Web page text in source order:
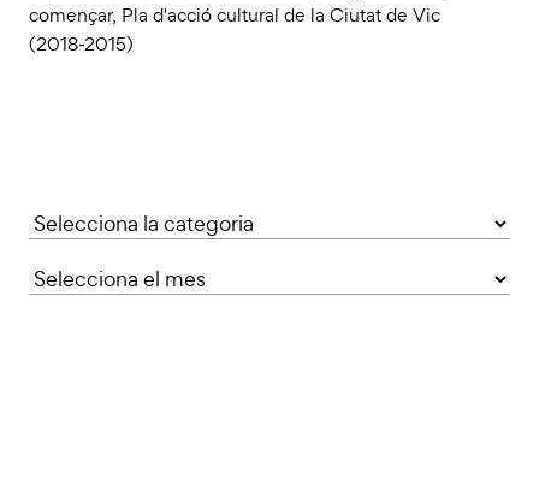
començar, Pla d'acció cultural de la Ciutat de Vic
(2018-2015)
Categories